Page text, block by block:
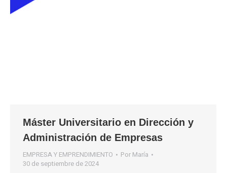
Máster Universitario en Dirección y
Administración de Empresas
EMPRESA Y EMPRENDIMIENTO Por María
30 de septiembre de 2024